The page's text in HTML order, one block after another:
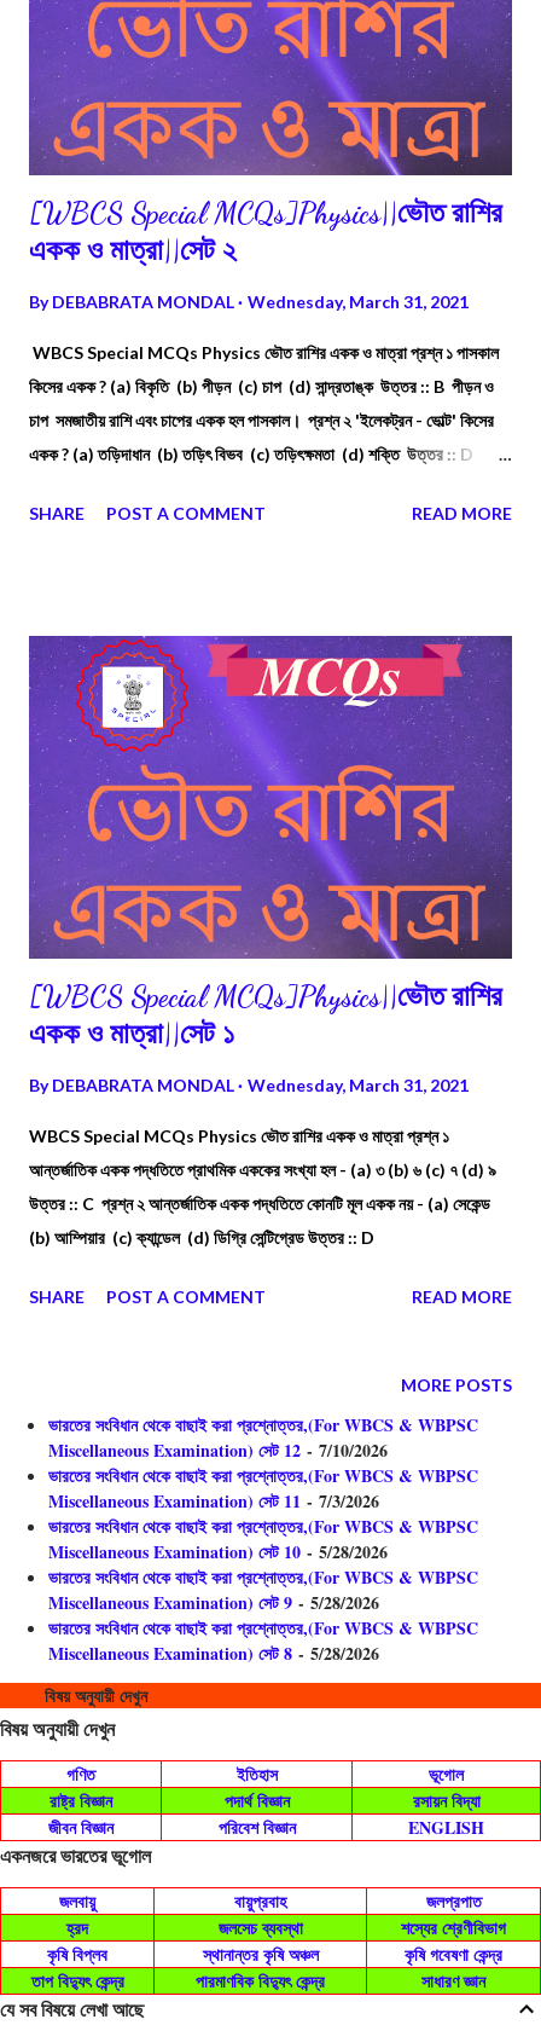
[WBCS Special MCQs]Physics||ভৌত রাশির
একক ও মাত্রা||সেট ২
ByDEBABRATA MONDAL Wednesday, March 31, 2021
WBCS Special MCQs Physics ভৌত রাশির একক ও মাত্রা প্রশ্ন ১ পাসকাল
কিসের একক ? (a) বিকৃতি (b) পীড়ন (c) চাপ (d) সান্দ্রতাঙ্ক উত্তর :: B পীড়ন ও
চাপ সমজাতীয় রাশি এবং চাপের একক হল পাসকাল। প্রশ্ন ২ 'ইলেকট্রন - ভোল্ট' কিসের
একক ? (a) তড়িদাধান (b) তড়িৎ বিভব (c) তড়িৎক্ষমতা (d) শক্তি উত্তর :: D
SHARE
POST A COMMENT READ MORE
[WBCS Special MCQs]Physics||ভৌত রাশির
একক ও মাত্রা||সেট ১
ByDEBABRATA MONDAL Wednesday, March 31, 2021
WBCS Special MCQs Physics ভৌত রাশির একক ও মাত্রা প্রশ্ন ১
আন্তর্জাতিক একক পদ্ধতিতে প্রাথমিক এককের সংখ্যা হল - (a) ৩ (b) ৬ (c) ৭ (d) ৯
উত্তর :: C প্রশ্ন ২ আন্তর্জাতিক একক পদ্ধতিতে কোনটি মূল একক নয় - (a) সেকেন্ড
(b) আম্পিয়ার (c) ক্যান্ডেল (d) ডিগ্রি সেন্টিগ্রেড উত্তর :: D
SHARE POST A COMMENT READ MORE
MORE POSTS
ভারতের সংবিধান থেকে বাছাই করা প্রশ্নোত্তর,(For WBCS & WBPSC
Miscellaneous Examination) সেট 12 - 7/10/2026
ভারতের সংবিধান থেকে বাছাই করা প্রশ্নোত্তর,(For WBCS & WBPSC
Miscellaneous Examination) সেট 11 - 7/3/2026
ভারতের সংবিধান থেকে বাছাই করা প্রশ্নোত্তর,(For WBCS & WBPSC
Miscellaneous Examination) সেট 10 - 5/28/2026
ভারতের সংবিধান থেকে বাছাই করা প্রশ্নোত্তর,(For WBCS & WBPSC
Miscellaneous Examination) সেট 9 - 5/28/2026
ভারতের সংবিধান থেকে বাছাই করা প্রশ্নোত্তর,(For WBCS & WBPSC
Miscellaneous Examination) সেট 8 - 5/28/2026
বিষয় অনুযায়ী দেখুন
বিষয় অনুযায়ী দেখুন
গণিত ইতিহাস
ভূগোল
রাষ্ট্র বিজ্ঞান
পদার্থ বিজ্ঞান
রসায়ন বিদ্যা
জীবন বিজ্ঞান
পরিবেশ বিজ্ঞান ENGLISH
একনজরে ভারতের ভূগোল
জলবায়ু বায়ুপ্রবাহ
জলপ্রপাত
হ্রদ
জলসেচ ব্যবস্থা
শস্যের শ্রেণীবিভাগ
কৃষি বিপ্লব
স্থানান্তর কৃষি অঞ্চল
কৃষি গবেষণা কেন্দ্র
তাপ বিদ্যুৎ কেন্দ্র
পারমাণবিক বিদ্যুৎ কেন্দ্র সাধারণ জ্ঞান
যে সব বিষয়ে লেখা আছে